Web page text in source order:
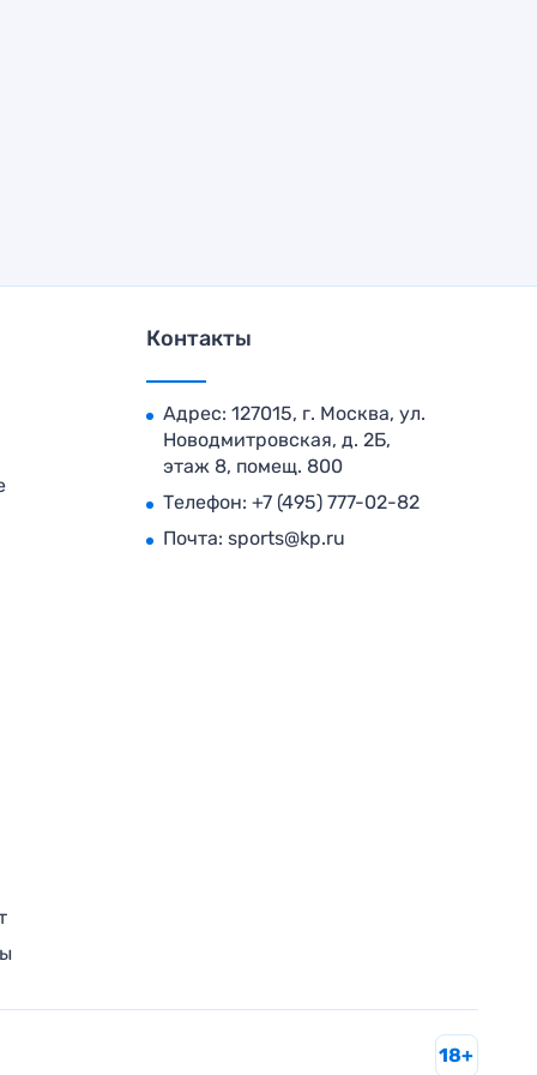
Контакты
Адрес: 127015, г. Москва, ул.
Новодмитровская, д. 2Б,
этаж 8, помещ. 800
Телефон: +7 (495) 777-02-82
Почта: sports@kp.ru
18+